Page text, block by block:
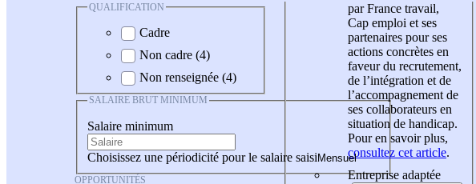
QUALIFICATION
Cadre
Non cadre (4)
Non renseignée (4)
SALAIRE BRUT MINIMUM
Salaire minimum
Choisissez une périodicité pour le salaire saisi
OPPORTUNITÉS
par France travail,
Cap emploi et ses
partenaires pour ses
actions concrètes en
faveur du recrutement,
de l’intégration et de
l’accompagnement de
ses collaborateurs en
situation de handicap.
Pour en savoir plus,
consultez cet article.
Entreprise adaptée